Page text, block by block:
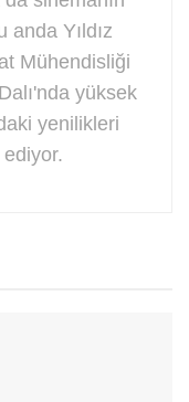
anda Yıldız
Mühendisliği
yüksek
yenilikleri